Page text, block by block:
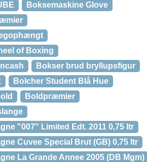
Boksemaskine Glove
of Boxing
Bokser brud bryllupsfigur
Bolcher Student Blå Hue
Boldpræmier
"007" Limited Edt. 2011 0,75 ltr
Cuvee Special Brut (GB) 0,75 ltr
La Grande Annee 2005 (DB Mgm)